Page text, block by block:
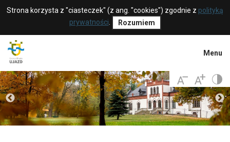
Strona korzysta z "ciasteczek" (z ang. "cookies") zgodnie z polityką
prywatności
Rozumiem
Menu